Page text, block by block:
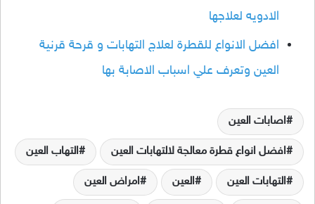
الادويه لعلاجها
افضل الانواع للقطرة لعلاج التهابات و قرحة قرنية
العين وتعرف علي اسباب الاصابة بها
اصابات العين
افضل انواع قطرة معالجة لالتهابات العين التهاب العين
التهابات العين العين امراض العين